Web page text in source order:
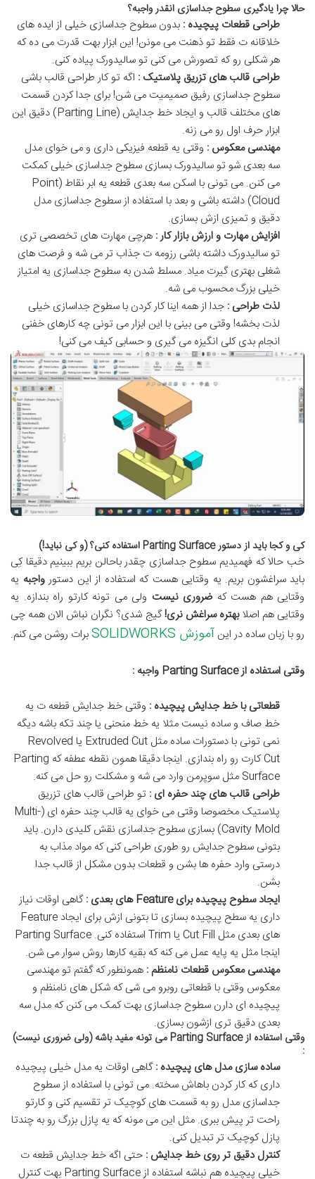
حالا چرا یادگیری سطوح جداسازی انقدر واجبه؟
طراحی قطعات پیچیده : بدون سطوح جداسازی خیلی از ایده های
خلاقانه ت فقط تو ذهنت می مونن! این ابزار بهت قدرت می ده که
هر شکلی رو که تصورش می کنی تو سالیدورک پیاده کنی.
طراحی قالب های تزریق پلاستیک : اگه تو کار طراحی قالب باشی
سطوح جداسازی رفیق صمیمیت می شن!برای جدا کردن قسمت
های مختلف قالب و ایجاد خط جدایش (Parting Line)
دقیق این
ابزار حرف اول رو می زنه.
مهندسی معکوس : وقتی یه قطعه فیزیکی داری و می خوای مدل
سه بعدی شو تو سالیدورک بسازی سطوح جداسازی خیلی کمکت
می کنن. می تونی با اسکن سه بعدی قطعه یه ابر نقاط (Point
Cloud) داشته باشی و بعد با استفاده از سطوح جداسازی مدل
دقیق و تمیزی ازش بسازی.
افزایش مهارت و ارزش بازار کار : هرچی مهارت های تخصصی تری
تو سالیدورک داشته باشی رزومه ت جذاب تر می شه و فرصت های
شغلی بهتری گیرت میاد. مسلط شدن به سطوح جداسازی یه امتیاز
خیلی بزرگ محسوب می شه.
لذت طراحی : جدا از همه اینا کار کردن با سطوح جداسازی خیلی
لذت بخشه! وقتی می بینی با این ابزار می تونی چه کارهای خفنی
انجام بدی کلی انگیزه می گیری و حسابی کیف می کنی!
کی و کجا باید از دستورParting Surface استفاده کنی؟ (و کی نباید!)
خب حالا که فهمیدیم سطوح جداسازی چقدر باحالن بریم ببینیم دقیقا کِی
باید سراغشون بریم. یه وقتایی هست که استفاده از این دستورواجبه یه
وقتایی هم هست که ضروری نیست ولی می تونه کارتو راه بندازه. یه
وقتایی هم اصلابهتره سراغش نری!گیج شدی؟ نگران نباش الان همه چی
رو با زبان ساده در این آموزش SOLIDWORKS برات روشن می کنم.
وقتی استفاده ازParting Surface
واجبه :
قطعاتی با خط جدایش پیچیده : وقتی خط جدایش قطعه ت یه
خط صاف و ساده نیست مثلا یه خط منحنی یا چند تکه باشه دیگه
نمی تونی با دستورات ساده مثل
یا Revolved
Cutکارت رو راه بندازی. اینجا دقیقا همون نقطه عطفه که Parting
Surface مثل سوپرمن وارد می شه و مشکلت رو حل می کنه.
طراحی قالب های چند حفره ای : تو طراحی قالب های تزریق
پلاستیک مخصوصا وقتی می خوای یه قالب چند حفره ای (Multi-
Cavity Mold) بسازی سطوح جداسازی نقش کلیدی دارن. باید
بتونی سطوح جدایش رو طوری طراحی کنی که مواد مذاب به
درستی وارد حفره ها بشن و قطعات بدون مشکل از قالب جدا
بشن.
ایجاد سطوح پیچیده برایFeature های بعدی :گاهی اوقات نیاز
داری یه سطح پیچیده بسازی تا بتونی ازش برای ایجاد
های بعدی مثل Fill یا استفاده کنی. Parting Surface
اینجا مثل یه پایه عمل می کنه که بقیه کارها روش سوار می شن.
مهندسی معکوس قطعات نامنظم : همونطور که گفتم تو مهندسی
معکوس وقتی با قطعاتی روبرو می شی که شکل های نامنظم و
پیچیده ای دارن سطوح جداسازی بهت کمک می کنن که مدل سه
بعدی دقیق تری ازشون بسازی.
وقتی استفاده ازParting Surface می تونه مفید باشه (ولی ضروری نیست)
:
ساده سازی مدل های پیچیده :گاهی اوقات یه مدل خیلی پیچیده
داری که کار کردن باهاش سخته. می تونی با استفاده از سطوح
جداسازی مدل رو به قسمت های کوچیک تر تقسیم کنی و کارتو
راحت تر پیش ببری. مثل این می مونه که یه پازل بزرگ رو به چندتا
پازل کوچیک تر تبدیل کنی.
کنترل دقیق تر روی خط جدایش : حتی اگه خط جدایش قطعه ت
خیلی پیچیده هم نباشه استفاده ازParting Surface بهت کنترل